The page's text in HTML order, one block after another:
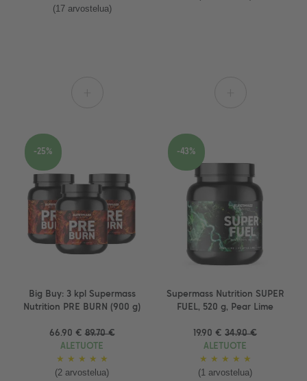
(17 arvostelua)
Big Buy: 3 kpl Supermass
Nutrition PRE BURN (900 g)
66.90 € 89.70 €
ALETUOTE
★ ★ ★ ★ ★
(2 arvostelua)
-25%
Supermass Nutrition SUPER
FUEL, 520 g, Pear Lime
19.90 € 34.90 €
ALETUOTE
★ ★ ★ ★ ★
(1 arvostelua)
-43%